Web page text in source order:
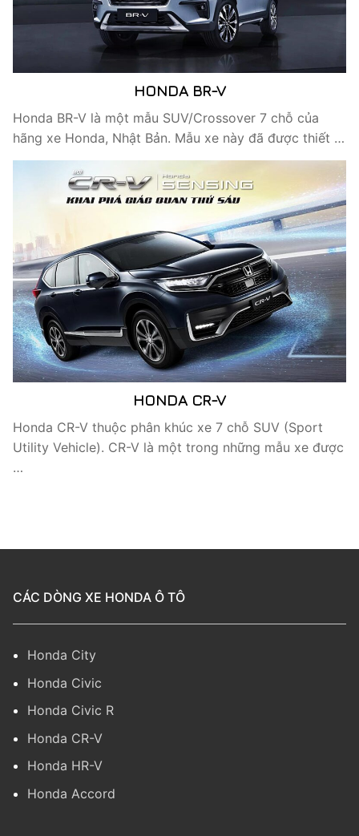
HONDA BR-V
Honda BR-V là một mẫu SUV/Crossover 7 chỗ của
hãng xe Honda, Nhật Bản. Mẫu xe này đã được thiết …
HONDA CR-V
Honda CR-V thuộc phân khúc xe 7 chỗ SUV (Sport
Utility Vehicle). CR-V là một trong những mẫu xe được
…
CÁC DÒNG XE HONDA Ô TÔ
Honda City
Honda Civic
Honda Civic R
Honda CR-V
Honda HR-V
Honda Accord